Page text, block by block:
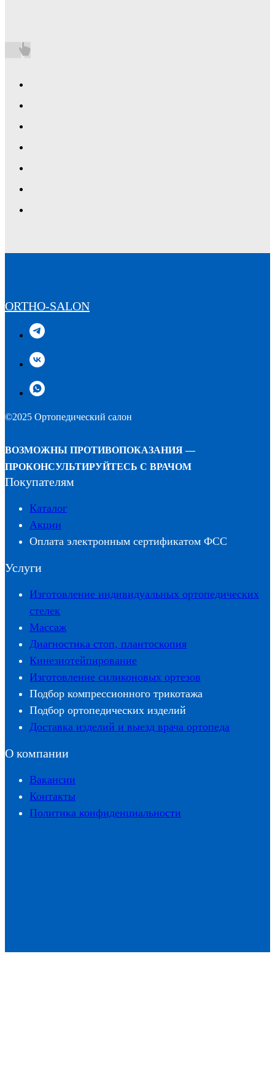
ORTHO-SALON
©2025 Ортопедический салон
ВОЗМОЖНЫ ПРОТИВОПОКАЗАНИЯ —
ПРОКОНСУЛЬТИРУЙТЕСЬ С ВРАЧОМ
Покупателям
Каталог
Акции
Оплата электронным сертификатом ФСС
Услуги
Изготовление индивидуальных ортопедических
стелек
Массаж
Диагностика стоп, плантоскопия
Кинезиотейпирование
Изготовление силиконовых ортезов
Подбор компрессионного трикотажа
Подбор ортопедических изделий
Доставка изделий и выезд врача ортопеда
О компании
Вакансии
Контакты
Политика конфиденциальности